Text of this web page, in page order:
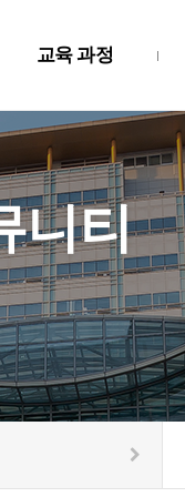
교육 과정
니티